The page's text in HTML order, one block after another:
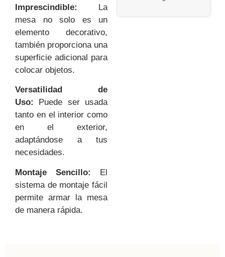
Imprescindible:
La
mesa no solo es un
elemento decorativo,
también proporciona una
superficie adicional para
colocar objetos.
Versatilidad de
Uso:
Puede ser usada
tanto en el interior como
en el exterior,
adaptándose a tus
necesidades.
Montaje Sencillo:
El
sistema de montaje fácil
permite armar la mesa
de manera rápida.